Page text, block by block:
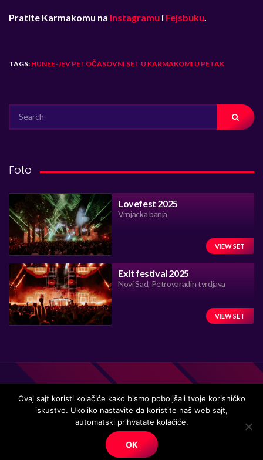
Pratite Karmakomu na Instagramu i Fejsbuku.
TAGS: HUNEE-JEV PETOČASOVNI SET U KARMAKOMI U PETAK
FOR:
Foto
Lovefest 2025
Vrnjacka banja
VIEW SET
Exit festival 2025
Novi Sad, Petrovaradin tvrdjava
VIEW SET
Handmade in Serbia 15 years ago, while listening to the great
© Copyright. All right reserved.
Ovaj sajt koristi kolačiće kako bismo poboljšali tvoje korisničko
iskustvo. Ukoliko nastavite da koristite naš web sajt,
automatski prihvatate kolačiće.
OK